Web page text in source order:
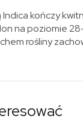
kończy
na poziomie
rośliny